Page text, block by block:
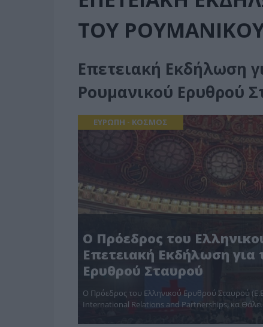
ΤΟΥ
Επετειακή Εκδήλωση
Ρουμανικού Ερυθρού
ΕΥΡΩΠΗ - ΚΟΣΜΟΣ
Ο Πρόεδρος του
Επετειακή Εκδήλωση για
Ερυθρού Σταυρού
Ο Πρόεδρος του Ελληνικού Ερυθρού Σταυρού
International Relations and Partnerships, κα